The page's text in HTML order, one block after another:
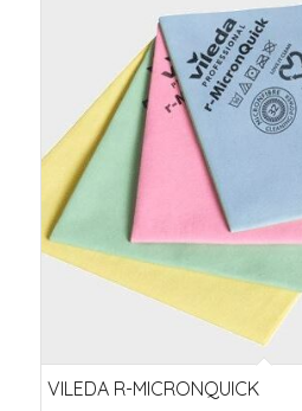
VILEDA R-MICRONQUICK